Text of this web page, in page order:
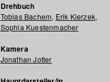
Drehbuch
Tobias Bachem, Erik Kierzek,
Sophia Kuestenmacher
Kamera
Jonathan Jotter